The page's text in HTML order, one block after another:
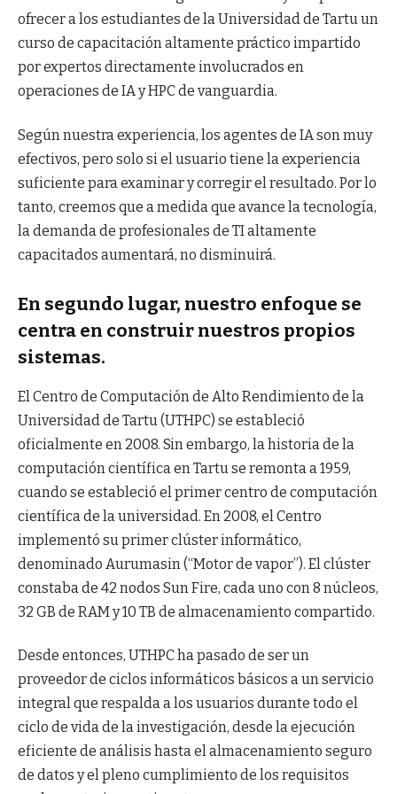
ofrecer a los estudiantes de la Universidad de Tartu un
curso de capacitación altamente práctico impartido
por expertos directamente involucrados en
operaciones de IA y HPC de vanguardia.
Según nuestra experiencia, los agentes de IA son muy
efectivos, pero solo si el usuario tiene la experiencia
suficiente para examinar y corregir el resultado. Por lo
tanto, creemos que a medida que avance la tecnología,
la demanda de profesionales de TI altamente
capacitados aumentará, no disminuirá.
En segundo lugar, nuestro enfoque se
centra en construir nuestros propios
sistemas.
El Centro de Computación de Alto Rendimiento de la
Universidad de Tartu (UTHPC) se estableció
oficialmente en 2008. Sin embargo, la historia de la
computación científica en Tartu se remonta a 1959,
cuando se estableció el primer centro de computación
científica de la universidad. En 2008, el Centro
implementó su primer clúster informático,
denominado Aurumasin (“Motor de vapor”). El clúster
constaba de 42 nodos Sun Fire, cada uno con 8 núcleos,
32 GB de RAM y 10 TB de almacenamiento compartido.
Desde entonces, UTHPC ha pasado de ser un
proveedor de ciclos informáticos básicos a un servicio
integral que respalda a los usuarios durante todo el
ciclo de vida de la investigación, desde la ejecución
eficiente de análisis hasta el almacenamiento seguro
de datos y el pleno cumplimiento de los requisitos